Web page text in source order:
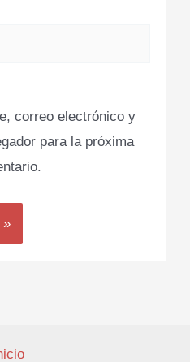
correo electrónico y
para la próxima